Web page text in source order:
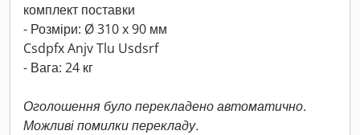
комплект поставки
- Розміри: Ø 310 x 90 мм
Csdpfx Anjv Tlu Usdsrf
- Вага: 24 кг
Оголошення було перекладено автоматично.
Можливі помилки перекладу.